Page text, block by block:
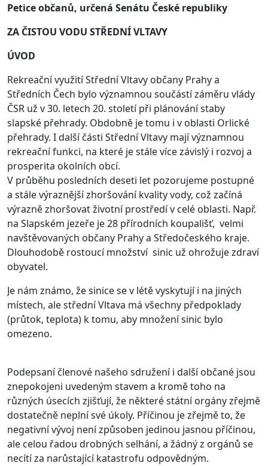
Petice občanů, určená Senátu České republiky
ZA ČISTOU VODU STŘEDNÍ VLTAVY
ÚVOD
Rekreační využití Střední Vltavy občany Prahy a
Středních Čech bylo významnou součástí záměru vlády
ČSR už v 30. letech 20. století při plánování staby
slapské přehrady. Obdobně je tomu i v oblasti Orlické
přehrady. I další části Střední Vltavy mají významnou
rekreační funkci, na které je stále více závislý i rozvoj a
prosperita okolních obcí.
V průběhu posledních deseti let pozorujeme postupné
a stále výraznější zhoršování kvality vody, což začíná
výrazně zhoršovat životní prostředí v celé oblasti. Např.
na Slapském jezeře je 28 přírodních koupališť, velmi
navštěvovaných občany Prahy a Středočeského kraje.
Dlouhodobě rostoucí množství sinic už ohrožuje zdraví
obyvatel.
Je nám známo, že sinice se v létě vyskytují i na jiných
místech, ale střední Vltava má všechny předpoklady
(průtok, teplota) k tomu, aby množení sinic bylo
omezeno.
Podepsaní členové našeho sdružení i další občané jsou
znepokojeni uvedeným stavem a kromě toho na
různých úsecích zjišťují, že některé státní orgány zřejmě
dostatečně neplní své úkoly. Příčinou je zřejmě to, že
negativní vývoj není způsoben jedinou jasnou příčinou,
ale celou řadou drobných selhání, a žádný z orgánů se
necítí za narůstající katastrofu odpovědným.